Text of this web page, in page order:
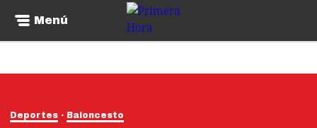
Menú
Deportes Baloncesto